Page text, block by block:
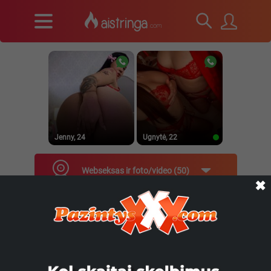
Jenny, 24 Ugnytė, 22
Jenny, 23
Webseksas ir foto/video 50
Rūšiuoti pagal: Filtras
✖